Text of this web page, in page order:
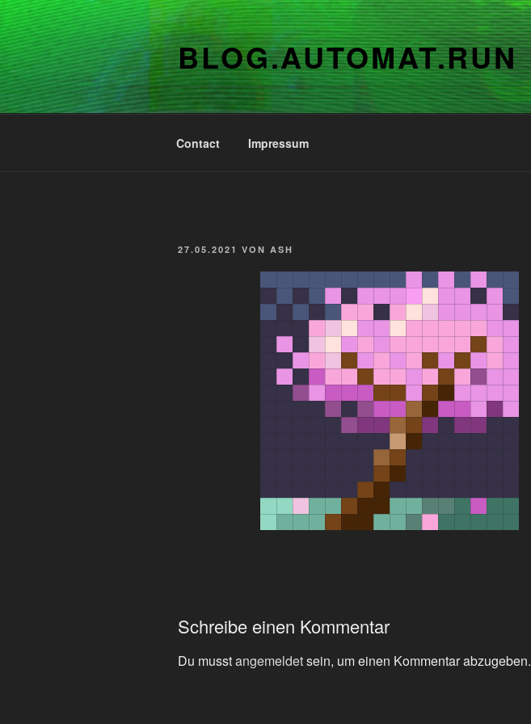
Zum
Inhalt
springen
BLOG.AUTOMAT.RUN
Contact Impressum
VERÖFFENTLICHT
27.05.2021 VON ASH
Schreibe einen Kommentar
Du musstangemeldetsein, um einen Kommentar abzugeben.